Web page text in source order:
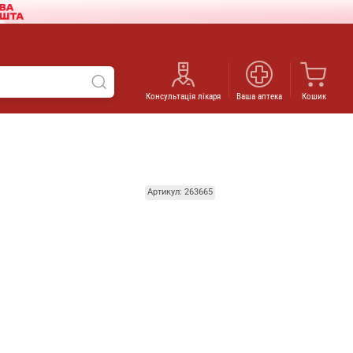
Консультація лікаря Ваша аптека Кошик
Артикул: 263665